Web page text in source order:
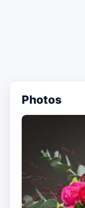
Photos